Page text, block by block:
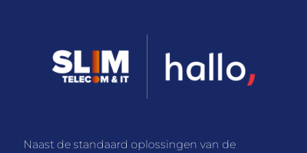
Naast de standaard oplossingen van de